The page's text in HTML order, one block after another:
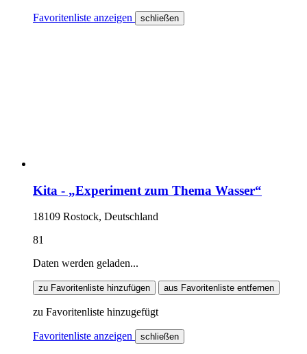
Favoritenliste anzeigen schließen
Kita - „Experiment zum Thema Wasser“
18109 Rostock, Deutschland
81
Daten werden geladen...
zu Favoritenliste hinzufügen aus Favoritenliste entfernen
zu Favoritenliste hinzugefügt
Favoritenliste anzeigen schließen